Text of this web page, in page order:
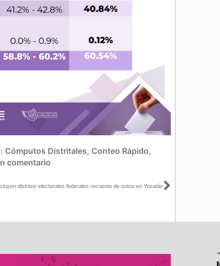
Cómputos Distritales, Conteo Rápido,
comentario
distritos electorales federales recuento de votos en YucatánSiguiente